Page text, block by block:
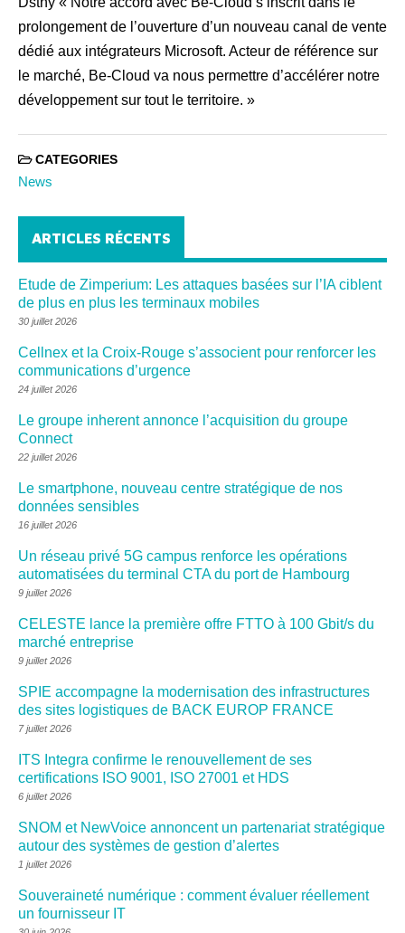
prolongement de l’ouverture d’un nouveau canal de vente
dédié aux intégrateurs Microsoft. Acteur de référence sur
le marché, Be-Cloud va nous permettre d’accélérer notre
développement sur tout le territoire. »
CATEGORIES
News
ARTICLES RÉCENTS
Etude de Zimperium: Les attaques basées sur l’IA ciblent
de plus en plus les terminaux mobiles
30 juillet 2026
Cellnex et la Croix-Rouge s’associent pour renforcer les
communications d’urgence
24 juillet 2026
Le groupe inherent annonce l’acquisition du groupe
Connect
22 juillet 2026
Le smartphone, nouveau centre stratégique de nos
données sensibles
16 juillet 2026
Un réseau privé 5G campus renforce les opérations
automatisées du terminal CTA du port de Hambourg
9 juillet 2026
CELESTE lance la première offre FTTO à 100 Gbit/s du
marché entreprise
9 juillet 2026
SPIE accompagne la modernisation des infrastructures
des sites logistiques de BACK EUROP FRANCE
7 juillet 2026
ITS Integra confirme le renouvellement de ses
certifications ISO 9001, ISO 27001 et HDS
6 juillet 2026
SNOM et NewVoice annoncent un partenariat stratégique
autour des systèmes de gestion d’alertes
1 juillet 2026
Souveraineté numérique : comment évaluer réellement
un fournisseur IT